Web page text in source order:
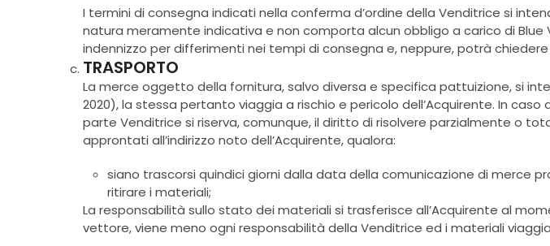
I termini di consegna indicati nella conferma d’ordine della Venditrice si
natura meramente indicativa e non comporta alcun obbligo a carico di
indennizzo per differimenti nei tempi di consegna e, neppure, potrà chiedere
TRASPORTO
La merce oggetto della fornitura, salvo diversa e specifica pattuizione, si
2020), la stessa pertanto viaggia a rischio e pericolo dell’Acquirente. In
parte Venditrice si riserva, comunque, il diritto di risolvere parzialmente o
approntati all’indirizzo noto dell’Acquirente, qualora:
siano trascorsi quindici giorni dalla data della comunicazione di merce
ritirare i materiali;
La responsabilità sullo stato dei materiali si trasferisce all’Acquirente al
vettore, viene meno ogni responsabilità della Venditrice ed i materiali